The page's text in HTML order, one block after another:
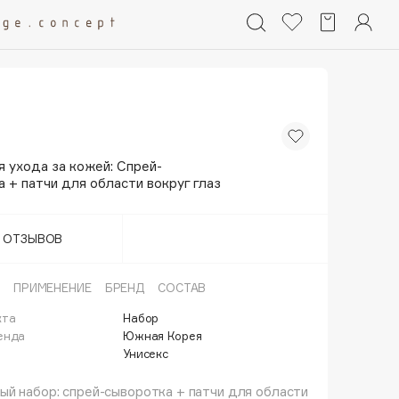
ухода за кожей: Спрей-
+ патчи для области вокруг глаз
ОТЗЫВОВ
ПРИМЕНЕНИЕ БРЕНД СОСТАВ
Набор
Южная Корея
Унисекс
набор: спрей-сыворотка + патчи для области